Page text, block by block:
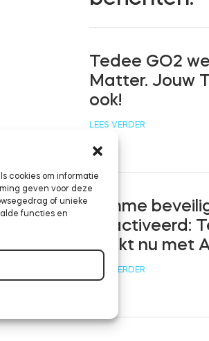
cookies om informatie
geven voor deze
of unieke
functies en
Tedee GO2
Matter. Jouw
ook!
LEES VERDER
Slimme
geactiveerd:
werkt nu met
LEES VERDER